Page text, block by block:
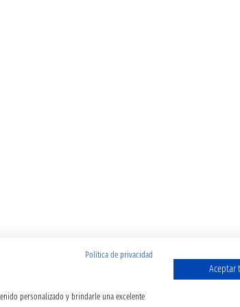
Política de privacidad
personalizado y brindarle una excelente
Aceptar